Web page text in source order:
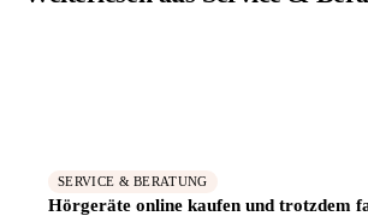
SERVICE & BERATUNG
Hörgeräte online kaufen und trotzdem